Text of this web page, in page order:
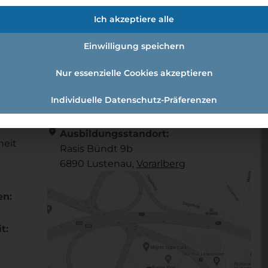
w/d)
-frau (m/w/d)
location_on Ausbildungsstandort:
Rasis Bündt 9b
6890 Lustenau, Vorarl­berg
Ich akzeptiere alle
Einwilligung speichern
Nur essenzielle Cookies akzeptieren
Individuelle Datenschutz-Präferenzen